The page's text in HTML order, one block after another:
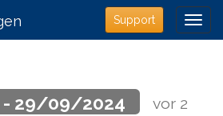
Support
29/09/2024
vor 2